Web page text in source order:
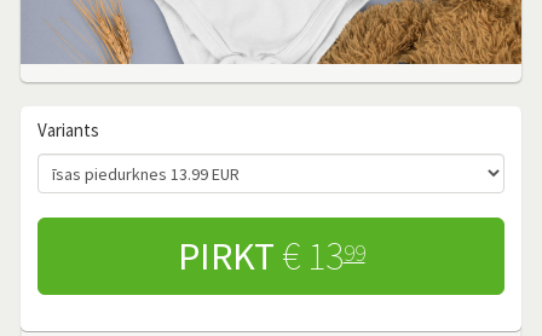
Variants
PIRKT € 1399